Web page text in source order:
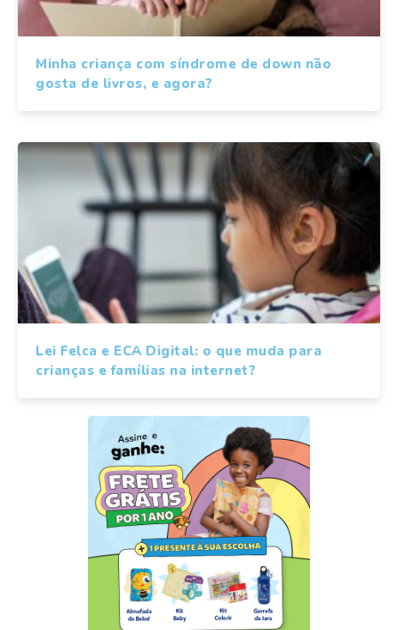
Minha criança com síndrome de down não
gosta de livros, e agora?
Lei Felca e ECA Digital: o que muda para
crianças e famílias na internet?